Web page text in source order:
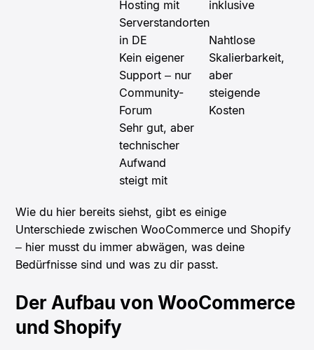
Hosting mit
Serverstandorten
in DE
Kein eigener
Support – nur
Community-
Forum
Sehr gut, aber
technischer
Aufwand
steigt mit
inklusive
Nahtlose
Skalierbarkeit,
aber
steigende
Kosten
Wie du hier bereits siehst, gibt es einige
Unterschiede zwischen WooCommerce und Shopify
– hier musst du immer abwägen, was deine
Bedürfnisse sind und was zu dir passt.
Der Aufbau von WooCommerce
und Shopify